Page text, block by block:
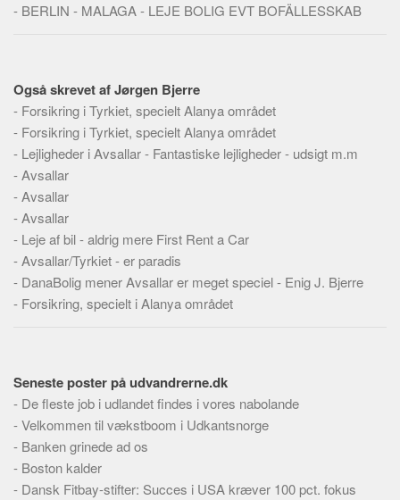
Dokumenttyper
Personer
Steder
Kilder
Om
Webstedet
Forhistorien
Tekstannoncer
- BERLIN - MALAGA - LEJE BOLIG EVT BOFÄLLESSKAB
Også skrevet af Jørgen Bjerre
- Forsikring i Tyrkiet, specielt Alanya området
- Forsikring i Tyrkiet, specielt Alanya området
- Lejligheder i Avsallar - Fantastiske lejligheder - udsigt m.m
-Avsallar
-Avsallar
-Avsallar
- Leje af bil - aldrig mere First Rent a Car
-Avsallar/Tyrkiet - er paradis
- DanaBolig mener Avsallar er meget speciel - Enig J. Bjerre
- Forsikring, specielt i Alanya området
Seneste poster på udvandrerne.dk
- De fleste job i udlandet findes i vores nabolande
-Velkommen til vækstboom i Udkantsnorge
- Banken grinede ad os
- Boston kalder
- Dansk Fitbay-stifter: Succes i USA kræver 100 pct. fokus